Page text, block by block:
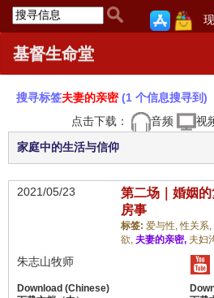
基督生命堂
搜寻标签夫妻的亲密(1 个信息搜寻到)
点击下载：
音频 视
家庭中的生活与信仰
2021/05/23
第二场｜婚姻
房事
标签: 爱与性,性关系,
欲, 夫妻的亲密, 夫妇
朱志山牧师